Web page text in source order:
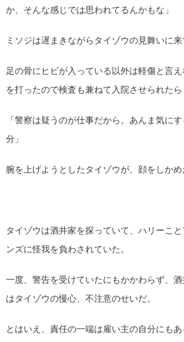
か、そんな感じでは思われてるんかもな」
ミソジは遅まきながらタイゾウの見舞いに来
足の骨にヒビが入っている以外は軽傷と言
を打ったので検査も兼ねて入院させられたら
「警察は疑うのが仕事だから。あんま気に
分」
腕を上げようとしたタイゾウが、顔をしかめ
タイゾウは酒井家を探っていて、ハリーこ
ンズに怪我を負わされていた。
一度、警告を受けていたにもかかわらず、
はタイゾウの慢心、不注意のせいだ。
とはいえ、責任の一端は雇い主の自分にも